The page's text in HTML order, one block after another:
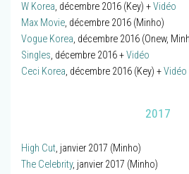
W Korea, décembre 2016 (Key) +Vidéo
Max Movie, décembre 2016 (Minho)
Vogue Korea, décembre 2016 (Onew,
Singles, décembre 2016 +Vidéo
Ceci Korea, décembre 2016 (Key) +Vidéo
2017
High Cut, janvier 2017 (Minho)
The Celebrity, janvier 2017 (Minho)